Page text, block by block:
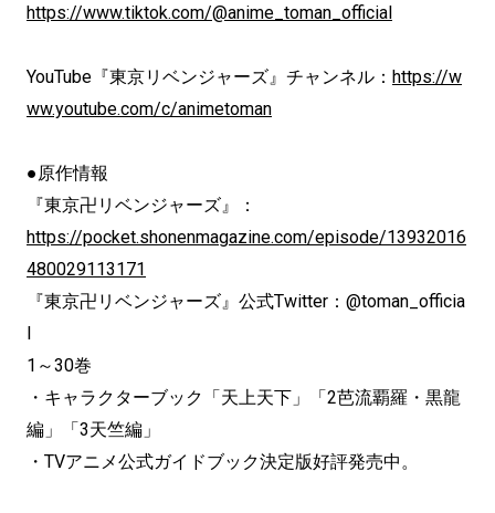
https://www.tiktok.com/@anime_toman_official
YouTube『東京リベンジャーズ』チャンネル： https://w
ww.youtube.com/c/animetoman
●原作情報
『東京卍リベンジャーズ』：
https://pocket.shonenmagazine.com/episode/13932016
480029113171
『東京卍リベンジャーズ』公式Twitter：@toman_officia
l
1～30巻
・キャラクターブック「天上天下」「2芭流覇羅・黒龍
編」「3天竺編」
・TVアニメ公式ガイドブック決定版好評発売中。